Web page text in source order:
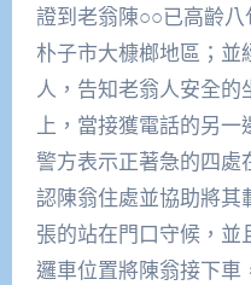
證到老翁陳○○已高齡
朴子市大槺榔地區；並
人，告知老翁人安全
上，當接獲電話的另
警方表示正著急的四處
認陳翁住處並協助將其
張的站在門口守候，並
邏車位置將陳翁接下車